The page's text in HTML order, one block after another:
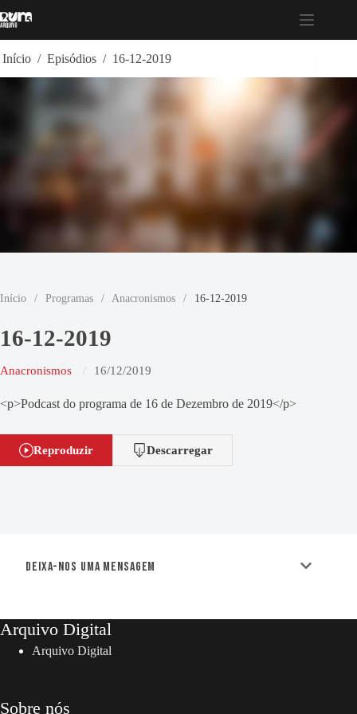
para
Início / Episódios / 16-12-2019
Início / Programas / Anacronismos / 16-12-2019
16-12-2019
Anacronismos 16/12/2019
<p>Podcast do programa de 16 de Dezembro de 2019</p>
Reproduzir Descarregar
Deixa-nos uma mensagem
Arquivo Digital
Arquivo Digital
Sobre nós